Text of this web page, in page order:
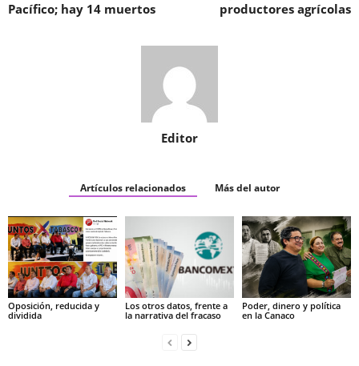
Pacífico; hay 14 muertos
productores agrícolas
Editor
Artículos relacionados Más del autor
Oposición, reducida y
dividida
Los otros datos, frente a
la narrativa del fracaso
Poder, dinero y política
en la Canaco